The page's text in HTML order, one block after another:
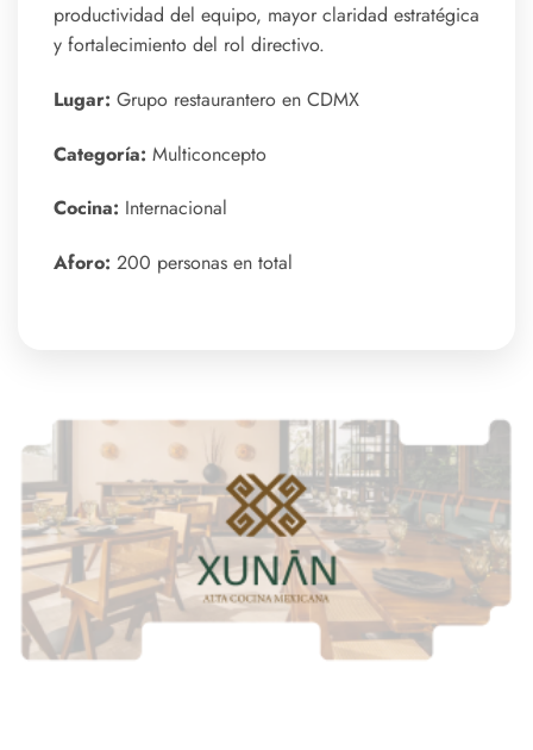
productividad del equipo, mayor claridad estratégica
y fortalecimiento del rol directivo.
Lugar: Grupo restaurantero en CDMX
Categoría: Multiconcepto
Cocina: Internacional
Aforo: 200 personas en total